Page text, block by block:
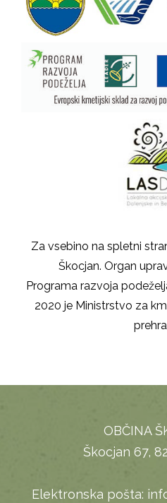
Za vsebino na spletni
Škocjan. Organ
Programa razvoja
2020 je Ministrstvo za
OBČINA
Škocjan 67,
Elektronska pošta: